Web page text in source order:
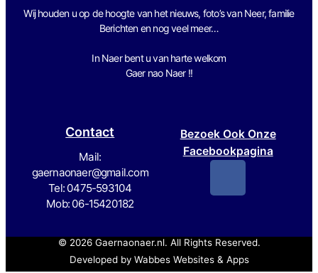
Wij houden u op de hoogte van het nieuws, foto’s van Neer, familie
Berichten en nog veel meer…
In Naer bent u van harte welkom
Gaer nao Naer !!
Contact
Mail:
gaernaonaer@gmail.com
Tel: 0475-593104
Mob: 06-15420182
Bezoek Ook Onze
Facebookpagina
© 2026 Gaernaonaer.nl. All Rights Reserved.
Developed by Wabbes Websites & Apps